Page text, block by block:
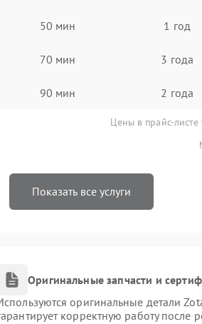
50 мин 1 год
70 мин 3 года
90 мин 2 года
Цены в прайс-листе
Показать все услуги
Оригинальные запчасти и
оригинальные детали
корректную работу после